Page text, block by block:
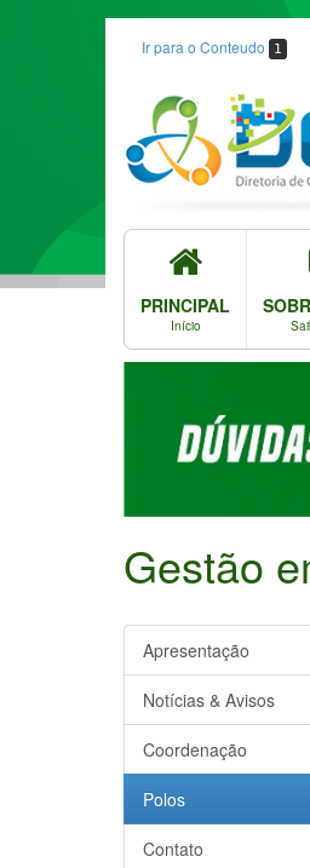
Ir para o Conteudo 1
PRINCIPAL
Início
Gestão
Apresentação
Notícias & Avisos
Coordenação
Polos
Contato